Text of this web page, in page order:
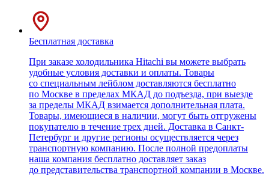
Бесплатная доставка
При заказе холодильника Hitachi вы можете выбрать
удобные условия доставки и оплаты. Товары
со специальным лейблом доставляются бесплатно
по Москве в пределах МКАД до подъезда, при выезде
за пределы МКАД взимается дополнительная плата.
Товары, имеющиеся в наличии, могут быть отгружены
покупателю в течение трех дней. Доставка в Санкт-
Петербург и другие регионы осуществляется через
транспортную компанию. После полной предоплаты
наша компания бесплатно доставляет заказ
до представительства транспортной компании в Москве.